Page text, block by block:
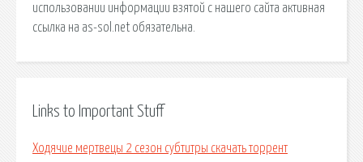
использовании информации взятой с нашего сайта активная
ссылка на as-sol.net обязательна.
Links to Important Stuff
Ходячие мертвецы 2 сезон субтитры скачать торрент